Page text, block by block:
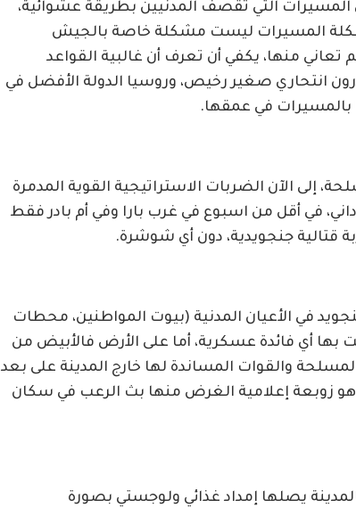
المسيرات التي تقصف المدنيين بطريقة عشوائية،
مشكلة المسيرات ليست مشكلة خاصة بالجيش
منها، يكفي أن تعرف أن غالبية القواعد
انتحاري صغير رخيص، وروسيا الدولة الأفضل في
بالمسيرات في عمقها.
إلى الآن الضربات الاستراتيجية القوية المدمرة
في أقل من اسبوع في غرب بارا وفي أم بادر فقط
في الأعيان المدنية (بيوت المواطنين، محطات
أي فائدة عسكرية، أما على الأرض فالأبيض من
والقوات المساندة لها خارج المدينة على بعد
هو زوبعة إعلامية الغرض منها بث الرعب في سكان
يصلها إمداد غذائي ولوجستي بصورة